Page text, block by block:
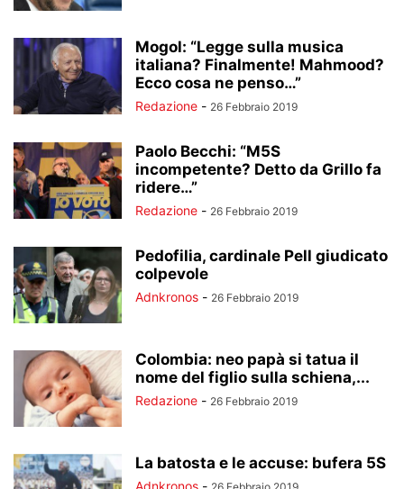
Mogol: “Legge sulla musica
italiana? Finalmente! Mahmood?
Ecco cosa ne penso…”
Redazione - 26 Febbraio 2019
Paolo Becchi: “M5S
incompetente? Detto da Grillo fa
ridere…”
Redazione - 26 Febbraio 2019
Pedofilia, cardinale Pell giudicato
colpevole
Adnkronos - 26 Febbraio 2019
Colombia: neo papà si tatua il
nome del figlio sulla schiena,...
Redazione - 26 Febbraio 2019
La batosta e le accuse: bufera 5S
Adnkronos -